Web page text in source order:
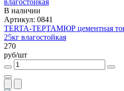
В наличии
Артикул: 0841
TERTA-ТЕРТАМЮР цементная
25кг влагостойкая
270
руб/шт